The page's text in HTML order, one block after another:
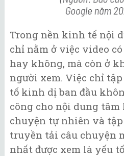
Trong nền kinh tế nội
chỉ nằm ở việc video
hay không, mà còn ở
người xem. Việc chỉ
tố kinh dị ban đầu
công cho nội dung tâm
chuyện tự nhiên và
truyền tải câu chuyện
nhất được xem là yếu